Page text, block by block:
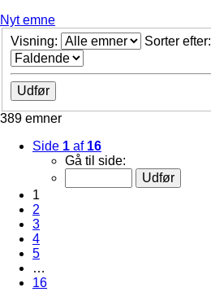
Nyt emne
Visning:
Sorter efter:
389 emner
Side 1 af 16
Gå til side:
1
2
3
4
5
…
16